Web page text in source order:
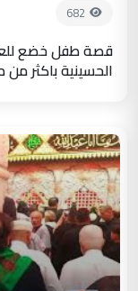
682
قصة طفل خضع
الحسينية باكثر